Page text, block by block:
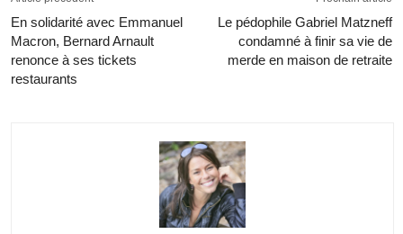
En solidarité avec Emmanuel
Macron, Bernard Arnault
renonce à ses tickets
restaurants
Le pédophile Gabriel Matzneff
condamné à finir sa vie de
merde en maison de retraite